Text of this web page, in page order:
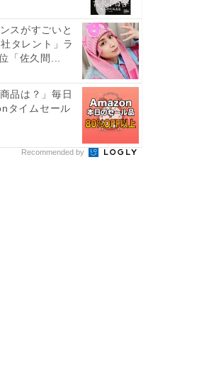
スがすごいと
タレント」ラ
「佐久間...
品は？」毎日
タイムセール
Recommended by